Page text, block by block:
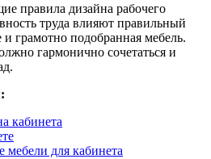
правила дизайна рабочего
труда влияют правильный
грамотно подобранная мебель.
гармонично сочетаться и
кабинета
для кабинета